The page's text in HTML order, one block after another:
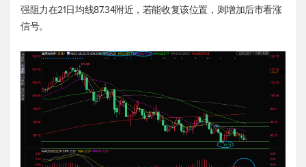
强阻力在21日均线87.34附近，若能收复该位置，则增加后市看涨
信号。